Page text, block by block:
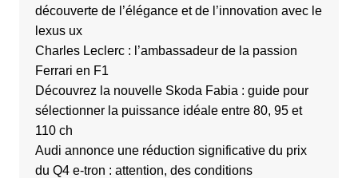
découverte de l’élégance et de l’innovation avec le
lexus ux
Charles Leclerc : l’ambassadeur de la passion
Ferrari en F1
Découvrez la nouvelle Skoda Fabia : guide pour
sélectionner la puissance idéale entre 80, 95 et
110 ch
Audi annonce une réduction significative du prix
du Q4 e-tron : attention, des conditions